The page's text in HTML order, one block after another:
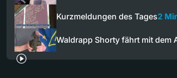
Kurzmeldungen des Tages2
Waldrapp Shorty fährt mit